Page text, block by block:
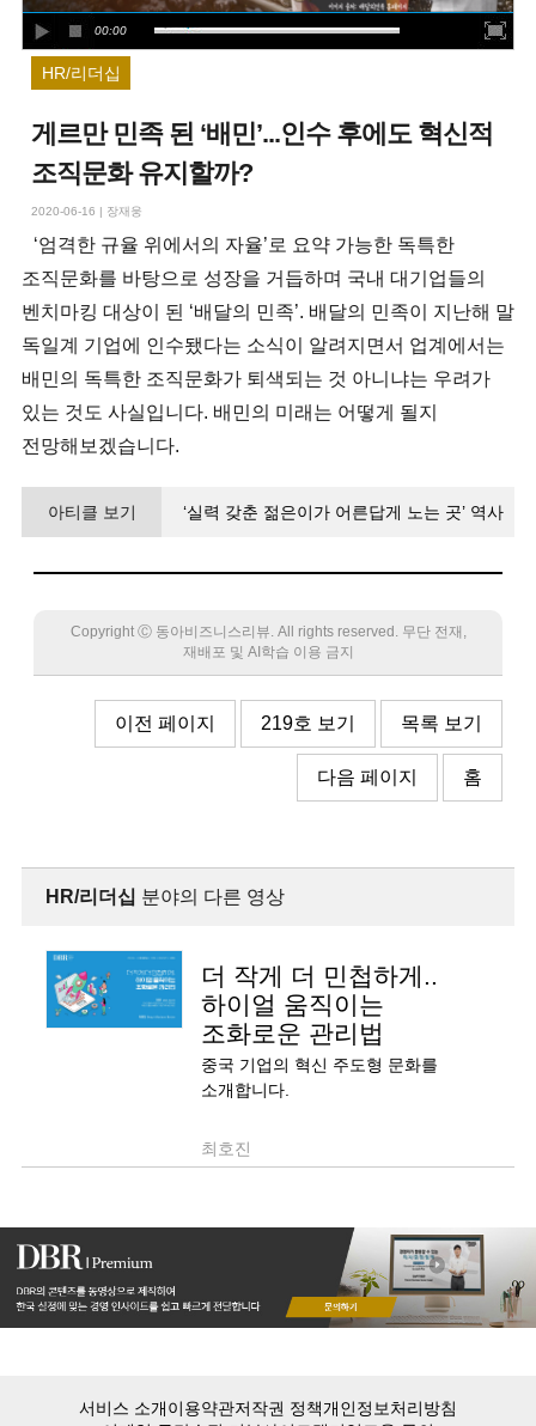
00:00
HR/리더십
게르만 민족 된 ‘배민’...인수 후에도 혁신적
조직문화 유지할까?
2020-06-16 | 장재웅
‘엄격한 규율 위에서의 자율’로 요약 가능한 독특한
조직문화를 바탕으로 성장을 거듭하며 국내 대기업들의
벤치마킹 대상이 된 ‘배달의 민족’. 배달의 민족이 지난해 말
독일계 기업에 인수됐다는 소식이 알려지면서 업계에서는
배민의 독특한 조직문화가 퇴색되는 것 아니냐는 우려가
있는 것도 사실입니다. 배민의 미래는 어떻게 될지
전망해보겠습니다.
아티클 보기
‘실력 갖춘 젊은이가 어른답게 노는 곳’ 역사
Copyright Ⓒ 동아비즈니스리뷰. All rights reserved. 무단 전재,
재배포 및 AI학습 이용 금지
이전 페이지 219호 보기 목록 보기
다음 페이지 홈
HR/리더십 분야의 다른 영상
더 작게 더 민첩하게..
하이얼 움직이는
조화로운 관리법
중국 기업의 혁신 주도형 문화를
소개합니다.
최호진
서비스 소개이용약관저작권 정책개인정보처리방침